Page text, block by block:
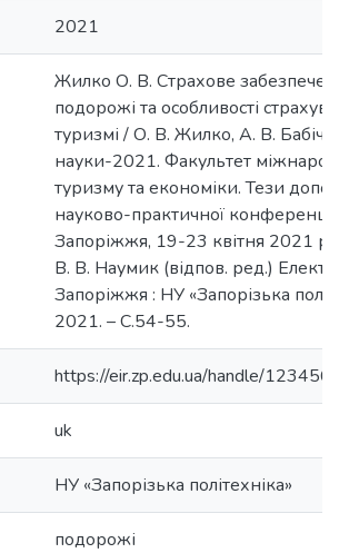
2021
Жилко О. В. Страхове
подорожі та особливості
туризмі / О. В. Жилко, А. В. Бабіч
науки-2021. Факультет
туризму та економіки. Тези
науково-практичної
Запоріжжя, 19-23 квітня 2021 р.
В. В. Наумик (відпов. ред.)
Запоріжжя : НУ «Запорізька
2021. – С.54-55.
https://eir.zp.edu.ua/handle/
uk
НУ «Запорізька політехніка»
подорожі